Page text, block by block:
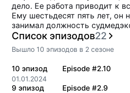
дело. Ее работа приводит к
Ему шестьдесят пять лет, он
занимал должность
Список эпизодов22
Вышло 10 эпизодов в 2 сезоне
10 эпизод
01.01.2024
Episode #2.10
9 эпизод Episode #2.9